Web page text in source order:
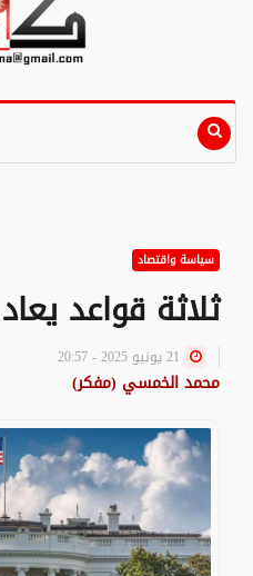
سياسة واقتصاد
ثلاثة قواعد
محمد الخمسي (مفكر)